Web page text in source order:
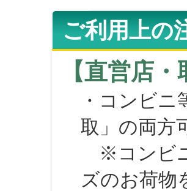
ご利用上の
【直営店
・コンビニ
取」の両方
※コンビニ
ズのお荷物